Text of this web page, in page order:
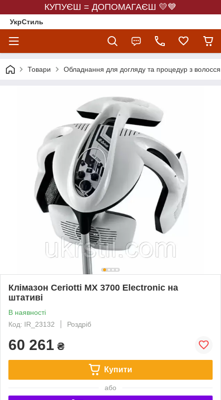
КУПУЄШ = ДОПОМАГАЄШ 💛💙
УкрСтиль
Товари Обладнання для догляду та процедур з
Клімазон Ceriotti МX 3700 Electronic на
штативі
В наявності
Код: IR_23132
Роздріб
60 261 ₴
Купити
або